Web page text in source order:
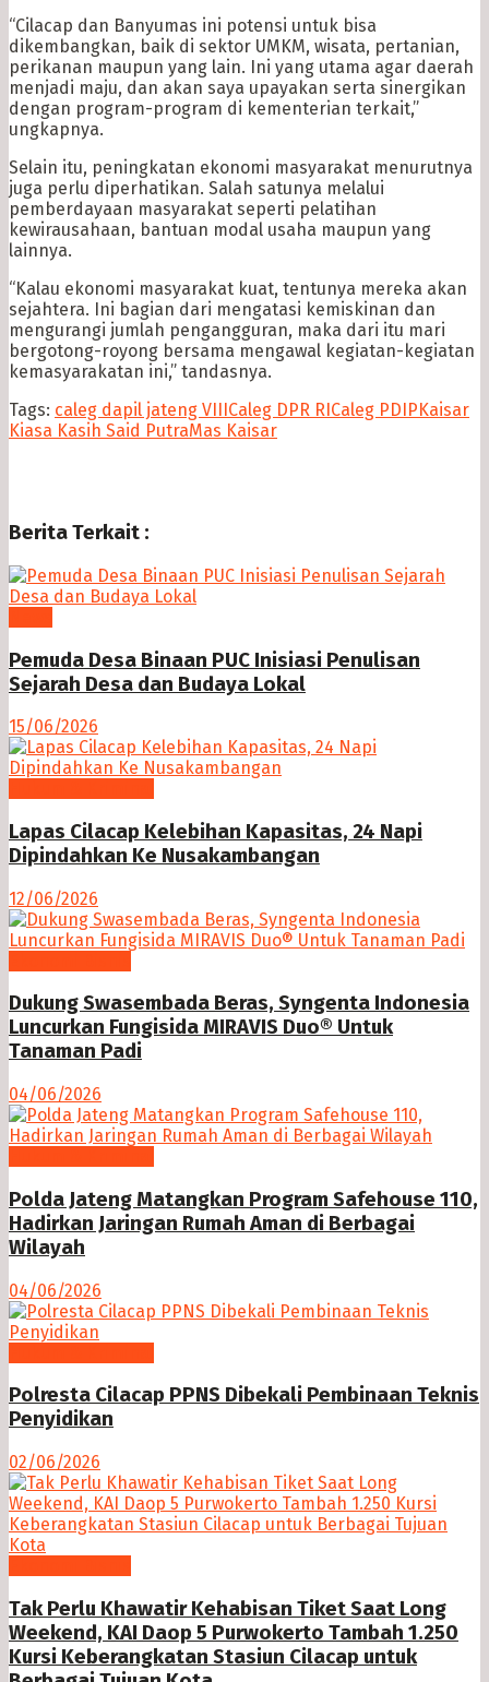
“Cilacap dan Banyumas ini potensi untuk bisa
dikembangkan, baik di sektor UMKM, wisata, pertanian,
perikanan maupun yang lain. Ini yang utama agar daerah
menjadi maju, dan akan saya upayakan serta sinergikan
dengan program-program di kementerian terkait,”
ungkapnya.
Selain itu, peningkatan ekonomi masyarakat menurutnya
juga perlu diperhatikan. Salah satunya melalui
pemberdayaan masyarakat seperti pelatihan
kewirausahaan, bantuan modal usaha maupun yang
lainnya.
“Kalau ekonomi masyarakat kuat, tentunya mereka akan
sejahtera. Ini bagian dari mengatasi kemiskinan dan
mengurangi jumlah pengangguran, maka dari itu mari
bergotong-royong bersama mengawal kegiatan-kegiatan
kemasyarakatan ini,” tandasnya.
Tags: caleg dapil jateng VIII Caleg DPR RI Caleg PDIP Kaisar
Kiasa Kasih Said PutraMas Kaisar
Berita Terkait :
Pemuda Desa Binaan PUC Inisiasi Penulisan
Sejarah Desa dan Budaya Lokal
15/06/2026
Lapas Cilacap Kelebihan Kapasitas, 24 Napi
Dipindahkan Ke Nusakambangan
12/06/2026
Dukung Swasembada Beras, Syngenta Indonesia
Luncurkan Fungisida MIRAVIS Duo® Untuk
Tanaman Padi
04/06/2026
Polda Jateng Matangkan Program Safehouse 110,
Hadirkan Jaringan Rumah Aman di Berbagai
Wilayah
04/06/2026
Polresta Cilacap PPNS Dibekali Pembinaan Teknis
Penyidikan
02/06/2026
Tak Perlu Khawatir Kehabisan Tiket Saat Long
Weekend, KAI Daop 5 Purwokerto Tambah 1.250
Kursi Keberangkatan Stasiun Cilacap untuk